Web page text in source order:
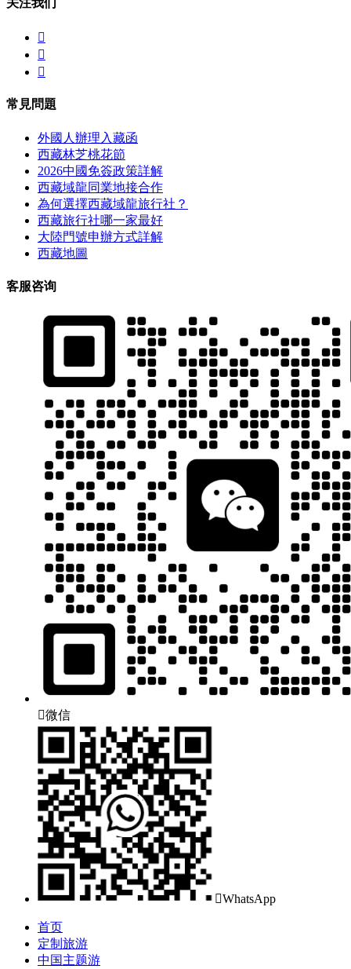



常見問題
外國人辦理入藏函
西藏林芝桃花節
2026中國免簽政策詳解
西藏域龍同業地接合作
為何選擇西藏域龍旅行社？
西藏旅行社哪一家最好
大陸門號申辦方式詳解
西藏地圖
客服咨询
微信
WhatsApp
首页
定制旅游
中国主题游